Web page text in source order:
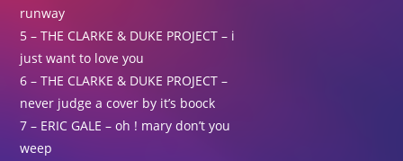
runway
5 – THE CLARKE & DUKE PROJECT – i
just want to love you
6 – THE CLARKE & DUKE PROJECT –
never judge a cover by it’s boock
7 – ERIC GALE – oh ! mary don’t you
weep